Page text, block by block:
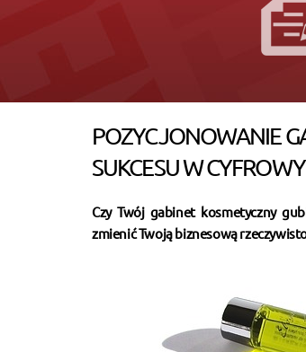
POZYCJONOWANIE
SUKCESU W
Czy Twój gabinet kosmetyczny
zmienić Twoją biznesową